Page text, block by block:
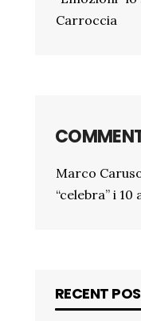
Carroccia
Marco
“celebra” i 10
RECENT